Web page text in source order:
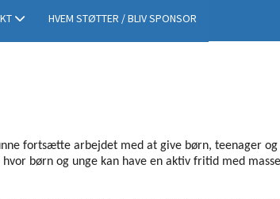
HVEM STØTTER / BLIV SPONSOR
fortsætte arbejdet med at give børn, teenager og
børn og unge kan have en aktiv fritid med